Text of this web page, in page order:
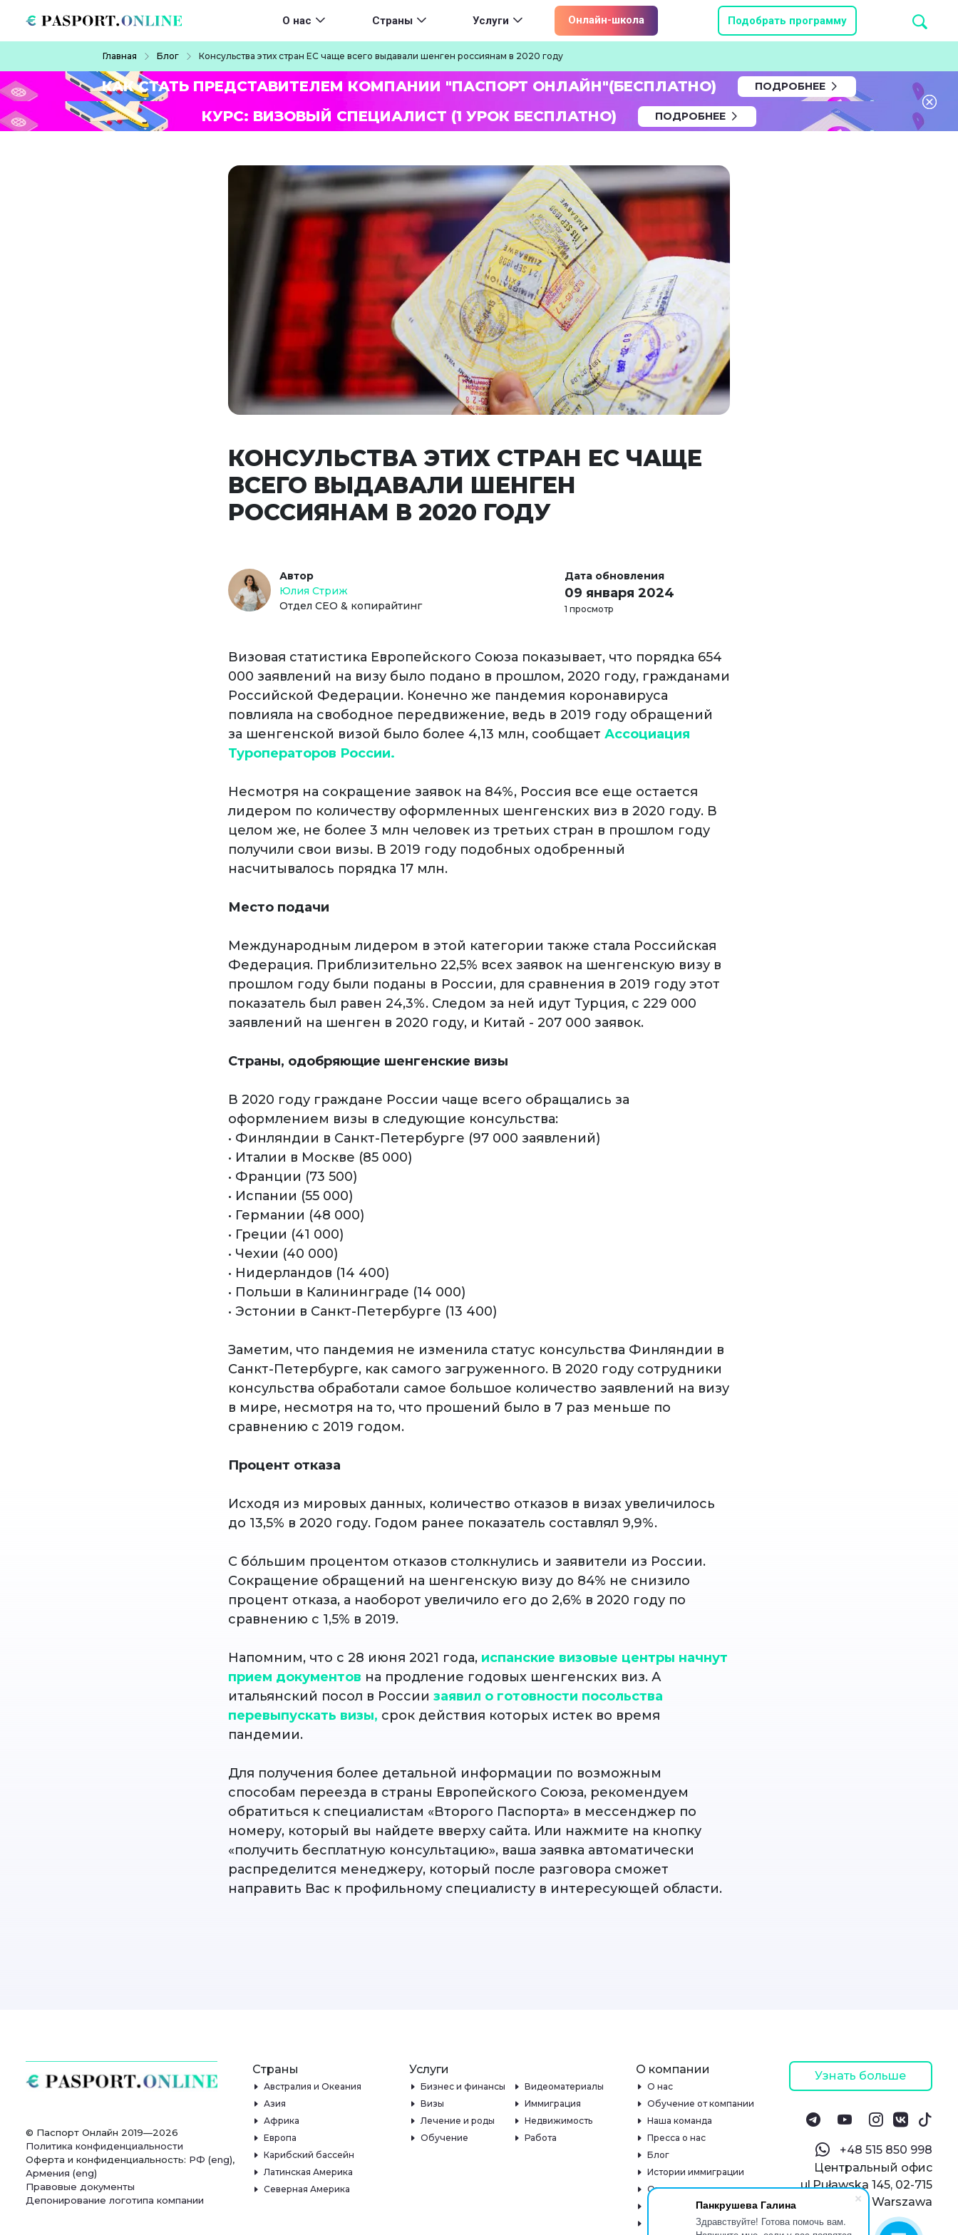
Панкрушева Галина
Здравствуйте! Готова помочь вам.
Main navigation
О нас Страны Услуги Онлайн-школа Подобрать программу
Главная Блог Консульства этих стран ЕС чаще всего выдавали шенген россиянам в 2020 году
КАК СТАТЬ ПРЕДСТАВИТЕЛЕМ КОМПАНИИ "ПАСПОРТ ОНЛАЙН"(БЕСПЛАТНО) ПОДРОБНЕЕ
КУРС: ВИЗОВЫЙ СПЕЦИАЛИСТ (1 УРОК БЕСПЛАТНО) ПОДРОБНЕЕ
КОНСУЛЬСТВА ЭТИХ СТРАН ЕС ЧАЩЕ
ВСЕГО ВЫДАВАЛИ ШЕНГЕН
РОССИЯНАМ В 2020 ГОДУ
Автор
Юлия Стриж
Отдел СЕО & копирайтинг
Дата обновления
09 января 2024
1 просмотр
Визовая статистика Европейского Союза показывает, что порядка 654
000 заявлений на визу было подано в прошлом, 2020 году, гражданами
Российской Федерации. Конечно же пандемия коронавируса
повлияла на свободное передвижение, ведь в 2019 году обращений
за шенгенской визой было более 4,13 млн, сообщает Ассоциация
Туроператоров России.
Несмотря на сокращение заявок на 84%, Россия все еще остается
лидером по количеству оформленных шенгенских виз в 2020 году. В
целом же, не более 3 млн человек из третьих стран в прошлом году
получили свои визы. В 2019 году подобных одобренный
насчитывалось порядка 17 млн.
Место подачи
Международным лидером в этой категории также стала Российская
Федерация. Приблизительно 22,5% всех заявок на шенгенскую визу в
прошлом году были поданы в России, для сравнения в 2019 году этот
показатель был равен 24,3%. Следом за ней идут Турция, с 229 000
заявлений на шенген в 2020 году, и Китай - 207 000 заявок.
Страны, одобряющие шенгенские визы
В 2020 году граждане России чаще всего обращались за
оформлением визы в следующие консульства:
• Финляндии в Санкт-Петербурге (97 000 заявлений)
• Италии в Москве (85 000)
• Франции (73 500)
• Испании (55 000)
• Германии (48 000)
• Греции (41 000)
• Чехии (40 000)
• Нидерландов (14 400)
• Польши в Калининграде (14 000)
• Эстонии в Санкт-Петербурге (13 400)
Заметим, что пандемия не изменила статус консульства Финляндии в
Санкт-Петербурге, как самого загруженного. В 2020 году сотрудники
консульства обработали самое большое количество заявлений на визу
в мире, несмотря на то, что прошений было в 7 раз меньше по
сравнению с 2019 годом.
Процент отказа
Исходя из мировых данных, количество отказов в визах увеличилось
до 13,5% в 2020 году. Годом ранее показатель составлял 9,9%.
С бóльшим процентом отказов столкнулись и заявители из России.
Сокращение обращений на шенгенскую визу до 84% не снизило
процент отказа, а наоборот увеличило его до 2,6% в 2020 году по
сравнению с 1,5% в 2019.
Напомним, что с 28 июня 2021 года, испанские визовые центры начнут
прием документов на продление годовых шенгенских виз. А
итальянский посол в России заявил о готовности посольства
перевыпускать визы, срок действия которых истек во время
пандемии.
Для получения более детальной информации по возможным
способам переезда в страны Европейского Союза, рекомендуем
обратиться к специалистам «Второго Паспорта» в мессенджер по
номеру, который вы найдете вверху сайта. Или нажмите на кнопку
«получить бесплатную консультацию», ваша заявка автоматически
распределится менеджеру, который после разговора сможет
направить Вас к профильному специалисту в интересующей области.
© Паспорт Онлайн 2019—2026
Политика конфиденциальности
Оферта и конфиденциальность: РФ (eng),
Армения (eng)
Правовые документы
Депонирование логотипа компании
Страны
Австралия и Океания
Азия
Африка
Европа
Карибский бассейн
Латинская Америка
Северная Америка
Услуги
Бизнес и финансы
Видеоматериалы
Визы
Иммиграция
Лечение и роды
Недвижимость
Обучение
Работа
О компании
О нас
Обучение от компании
Наша команда
Пресса о нас
Блог
Истории иммиграции
Отзывы
Онлайн-школа
Узнать больше
‪+48 515 850 998‬
Центральный офис
ul.Puławska 145, 02-715
Warszawa